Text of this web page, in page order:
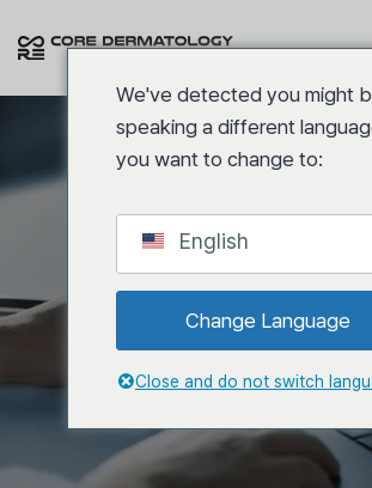
ス
プ
CORE DERMATOLOGY CLINIC
個人情報保護
We've detected you might
speaking a different
you want to change to:
English
Change Language
Close and do not switch